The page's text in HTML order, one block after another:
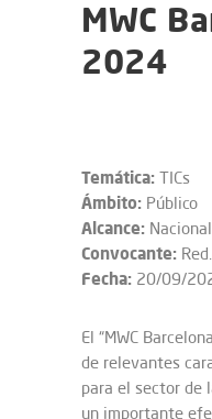
MWC
2024
Temática: TICs
Ámbito: Público
Alcance: Nacional
Convocante:
Fecha: 20/09/
El “MWC
de relevantes
para el sector de
un importante